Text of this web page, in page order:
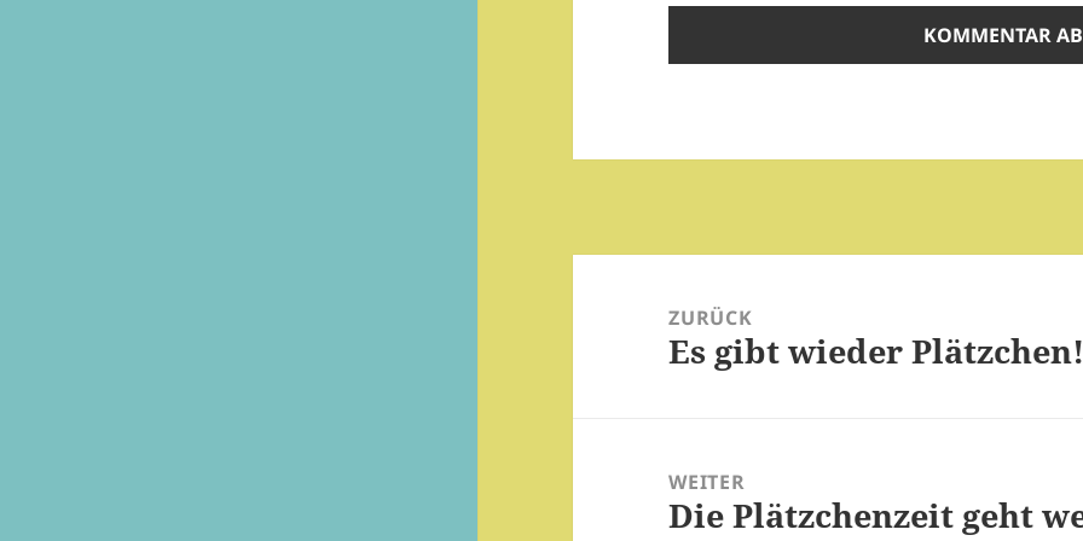
ZURÜCK
Vorheriger
Es gibt wieder Plätzchen!
WEITER
Nächster
Die Plätzchenzeit geht